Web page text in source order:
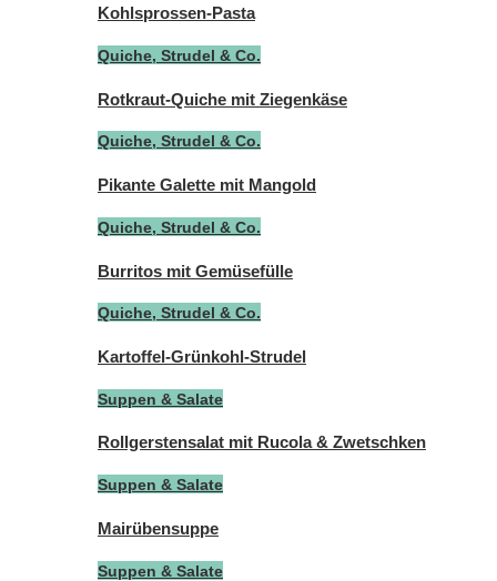
Kohlsprossen-Pasta
Quiche, Strudel & Co.
Rotkraut-Quiche mit Ziegenkäse
Quiche, Strudel & Co.
Pikante Galette mit Mangold
Quiche, Strudel & Co.
Burritos mit Gemüsefülle
Quiche, Strudel & Co.
Kartoffel-Grünkohl-Strudel
Suppen & Salate
Rollgerstensalat mit Rucola & Zwetschken
Suppen & Salate
Mairübensuppe
Suppen & Salate